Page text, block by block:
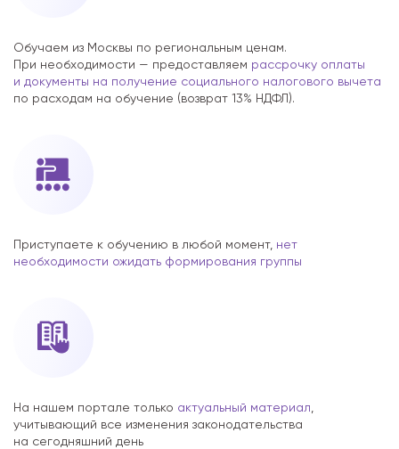
Обучаем из Москвы по региональным ценам.
При необходимости — предоставляем рассрочку оплаты
и документы на получение cоциального налогового вычета
по расходам на обучение (возврат 13% НДФЛ).
Приступаете к обучению в любой момент, нет
необходимости ожидать формирования группы
На нашем портале только актуальный материал,
учитывающий все изменения законодательства
на сегодняшний день